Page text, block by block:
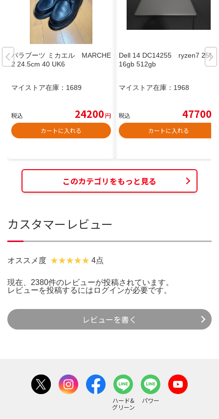
パラブーツ ミカエル MARCHE
2 24.5cm 40 UK6
マイストア在庫： 1689
税込 24200円
カートに入れる
Dell 14 DC14255 ryzen7 250
16gb 512gb
マイストア在庫： 1968
税込 47700
カートに入れる
このカテゴリをもっと見る
カスタマーレビュー
オススメ度 4点
現在、2380件のレビューが投稿されています。
レビューを投稿するには ログインが必要です。
レビューを書く
ハード&
グリーン
パワー